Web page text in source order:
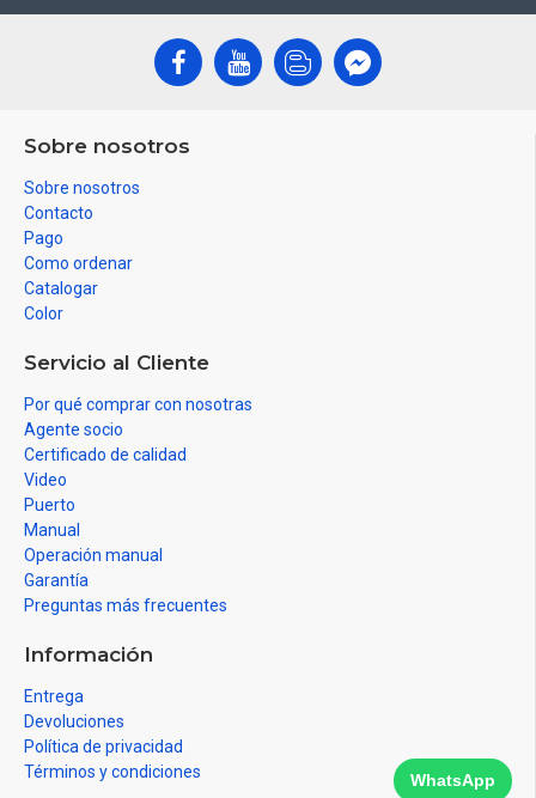
Sobre nosotros
Sobre nosotros
Contacto
Pago
Como ordenar
Catalogar
Color
Servicio al Cliente
Por qué comprar con nosotras
Agente socio
Certificado de calidad
Video
Puerto
Manual
Operación manual
Garantía
Preguntas más frecuentes
Información
Entrega
Devoluciones
Política de privacidad
Términos y condiciones
WhatsApp